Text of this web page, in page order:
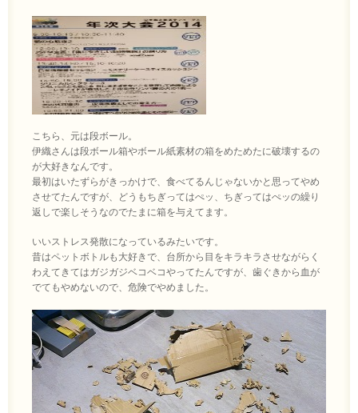
こちら、元は段ボール。
伊織さんは段ボール箱やボール紙素材の箱をめためたに破壊するの
が大好きなんです。
最初はいたずらがきっかけで、食べてるんじゃないかと思ってやめ
させてたんですが、どうもちぎってはぺッ、ちぎってはぺッの繰り
返しで楽しそうなのでたまに箱を与えてます。
いいストレス発散になっているみたいです。
昔はペットボトルも大好きで、台所から目をキラキラさせながらく
わえてきてはガジガジベコベコやってたんですが、歯ぐきから血が
でてもやめないので、危険でやめました。